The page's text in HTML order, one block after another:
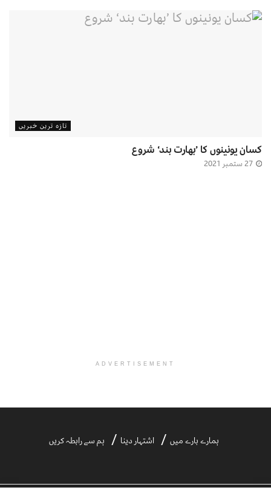
تازہ ترین خبریں
کسان یونینوں کا ’بھارت بند‘ شروع
ADVERTISEMENT
ہمارے بارے میں اشتہار دینا ہم سے رابطہ کریں